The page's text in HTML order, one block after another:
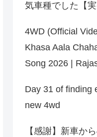
気車種でした【
4WD (Official
Khasa Aala
Song 2026 |
Day 31 of finding
new 4wd
【感謝】新車か